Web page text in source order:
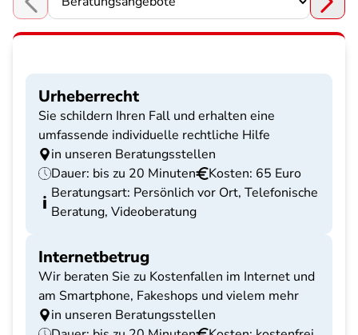
Choose a section
Urheberrecht
Sie schildern Ihren Fall und erhalten eine
umfassende individuelle rechtliche Hilfe
in unseren Beratungsstellen
Dauer: bis zu 20 Minuten
Kosten: 65 Euro
Beratungsart: Persönlich vor Ort, Telefonische
Beratung, Videoberatung
Internetbetrug
Wir beraten Sie zu Kostenfallen im Internet und
am Smartphone, Fakeshops und vielem mehr
in unseren Beratungsstellen